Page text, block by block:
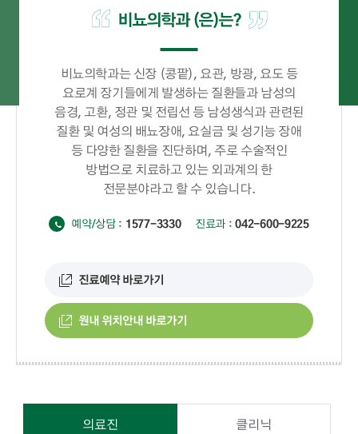
비뇨의학과 (은)는?
비뇨의학과는 신장 (콩팥), 요관, 방광, 요도 등
요로계 장기들에게 발생하는 질환들과 남성의
음경, 고환, 정관 및 전립선 등 남성생식과 관련된
질환 및 여성의 배뇨장애, 요실금 및 성기능 장애
등 다양한 질환을 진단하며, 주로 수술적인
방법으로 치료하고 있는 외과계의 한
전문분야라고 할 수 있습니다.
예약/상담 : 1577-3330 진료과 :042-600-9225
진료예약 바로가기
원내 위치안내 바로가기
의료진 클리닉